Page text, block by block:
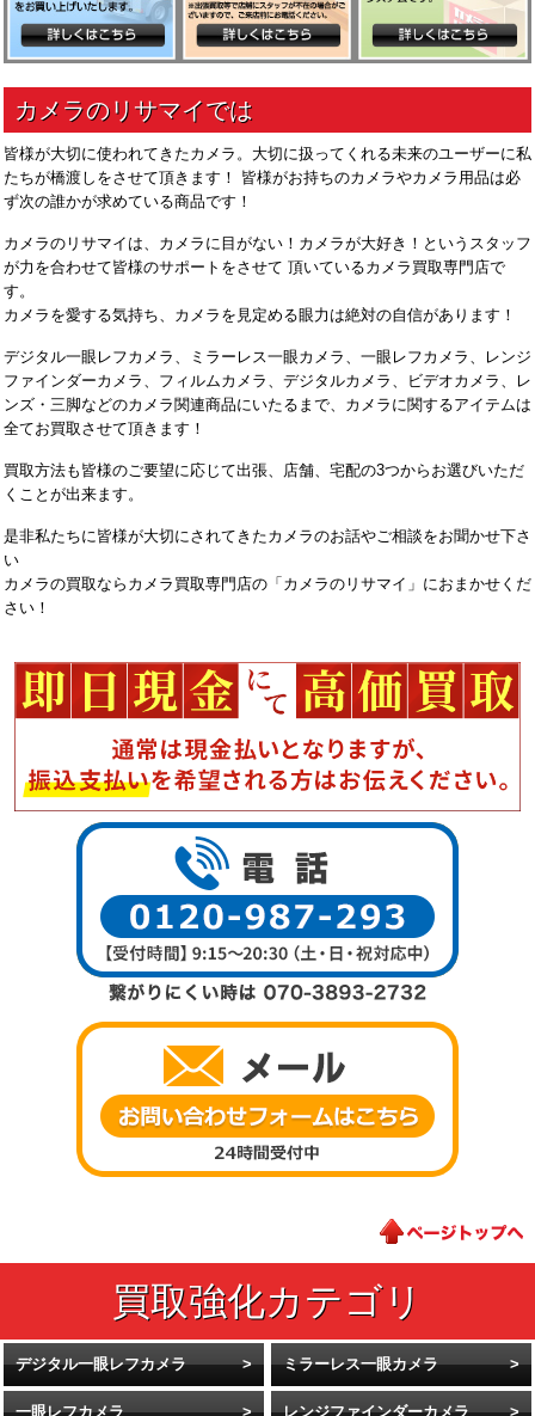
皆様が大切に使われてきたカメラ。大切に扱ってくれる未来のユーザーに私
たちが橋渡しをさせて頂きます！ 皆様がお持ちのカメラやカメラ用品は必
ず次の誰かが求めている商品です！
カメラのリサマイは、カメラに目がない！カメラが大好き！というスタッフ
が力を合わせて皆様のサポートをさせて 頂いているカメラ買取専門店で
す。
カメラを愛する気持ち、カメラを見定める眼力は絶対の自信があります！
デジタル一眼レフカメラ、ミラーレス一眼カメラ、一眼レフカメラ、レンジ
ファインダーカメラ、フィルムカメラ、デジタルカメラ、ビデオカメラ、レ
ンズ・三脚などのカメラ関連商品にいたるまで、カメラに関するアイテムは
全てお買取させて頂きます！
買取方法も皆様のご要望に応じて出張、店舗、宅配の3つからお選びいただ
くことが出来ます。
是非私たちに皆様が大切にされてきたカメラのお話やご相談をお聞かせ下さ
い
カメラの買取ならカメラ買取専門店の「カメラのリサマイ」におまかせくだ
さい！
デジタル一眼レフカメラ ミラーレス一眼カメラ
一眼レフカメラ レンジファインダーカメラ